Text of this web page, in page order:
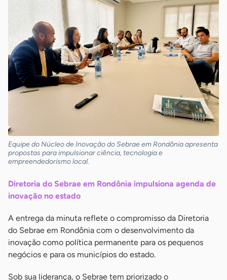
Equipe do Núcleo de Inovação do Sebrae em Rondônia apresenta
propostas para impulsionar ciência, tecnologia e
empreendedorismo local.
Diretoria do Sebrae em Rondônia impulsiona agenda de
inovação no estado
A entrega da minuta reflete o compromisso da Diretoria
do Sebrae em Rondônia com o desenvolvimento da
inovação como política permanente para os pequenos
negócios e para os municípios do estado.
Sob sua liderança, o Sebrae tem priorizado o